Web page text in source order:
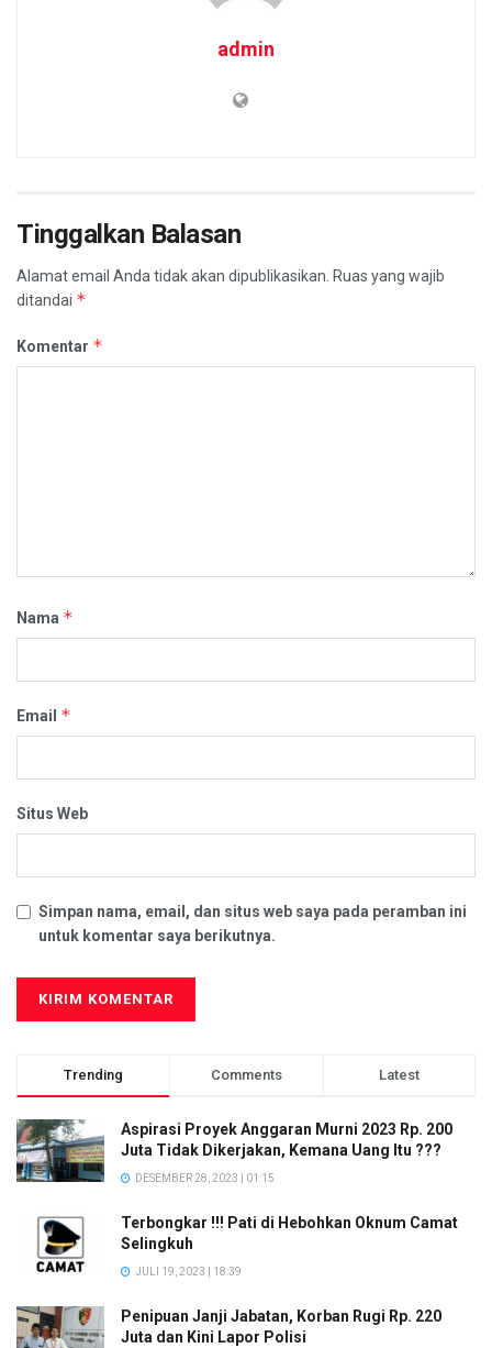
admin
Tinggalkan Balasan
Alamat email Anda tidak akan dipublikasikan. Ruas yang wajib
ditandai *
Komentar *
Nama *
Email *
Situs Web
Simpan nama, email, dan situs web saya pada peramban ini
untuk komentar saya berikutnya.
Trending Comments Latest
Aspirasi Proyek Anggaran Murni 2023 Rp. 200
Juta Tidak Dikerjakan, Kemana Uang Itu ???
DESEMBER 28, 2023 | 01:15
Terbongkar !!! Pati di Hebohkan Oknum Camat
Selingkuh
JULI 19, 2023 | 18:39
Penipuan Janji Jabatan, Korban Rugi Rp. 220
Juta dan Kini Lapor Polisi